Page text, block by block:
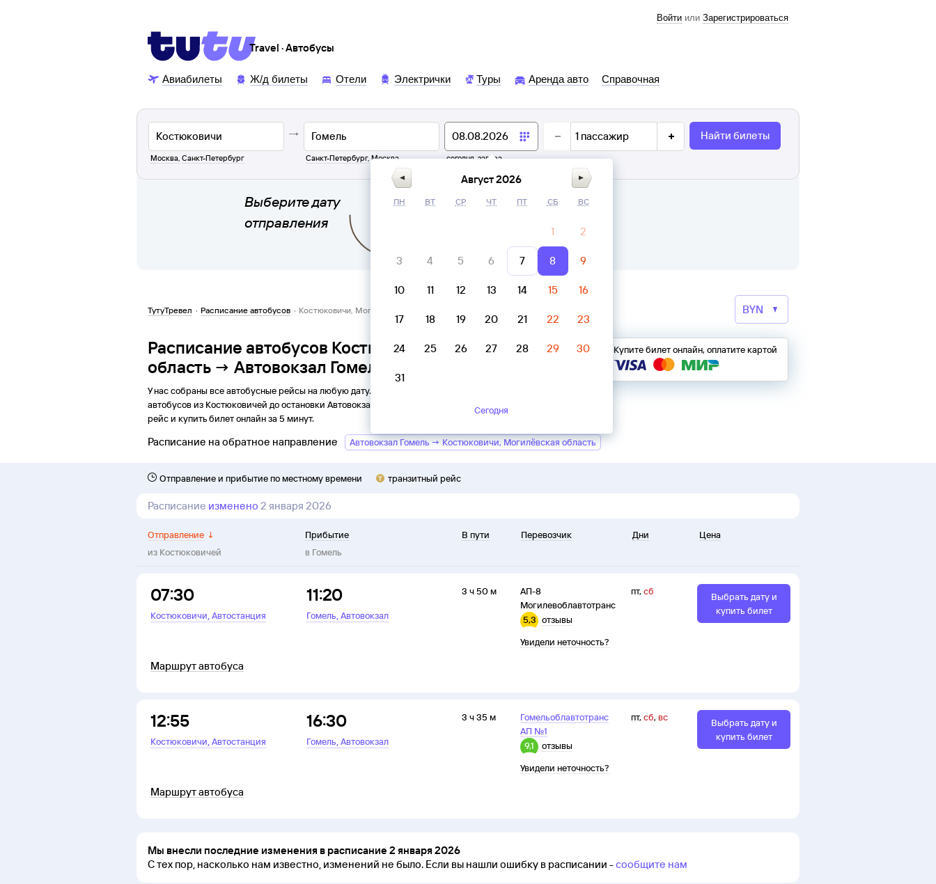
Войти или Зарегистрироваться
Travel · Автобусы
Авиабилеты Ж/д билеты Отели Электрички Туры Аренда авто Справочная
Москва, Санкт-Петербург Санкт-Петербург, Москва сегодня, завтра
1 пассажир Найти билеты
Выберите дату
отправления
ТутуТревел · Расписание автобусов · Костюковичи, Могилёвская область → Автовокзал Гомель
Расписание автобусов Костюковичи, Могилёвская
область → Автовокзал Гомель
У нас собраны все автобусные рейсы на любую дату. Вы можете узнать точное расписание
автобусов из Костюковичей доостановки Автовокзал
рейс и купить билет онлайн за 5 минут.
Купите билет онлайн, оплатите картой
Расписание на обратное направление Автовокзал Гомель → Костюковичи, Могилёвская область
Отправление и прибытие по местному времени транзитный рейс
Расписание изменено 2 января 2026
Отправление ↓
из Костюковичей
Прибытие
в Гомель
В пути Перевозчик Дни Цена
07:30
Костюковичи,Автостанция
11:20
Гомель,Автовокзал
3 ч 50 м
АП-8
Могилевоблавтотранс
5,3 отзывы
Увидели неточность?
пт, сб
Маршрут автобуса
Выбрать дату и
купить билет
12:55
Костюковичи,Автостанция
16:30
Гомель,Автовокзал
3 ч 35 м
Гомельоблавтотранс
АП №1
9,1
отзывы
Увидели неточность?
пт, сб, вс
Маршрут автобуса
Выбрать дату и
купить билет
Мы внесли последние изменения в расписание 2 января 2026
С тех пор, насколько нам известно, изменений не было. Если вы нашли ошибку в расписании -сообщите нам
Август 2026
ПН ВТ СР ЧТ ПТ СБ ВС
1 2
3 4 5 6 7 8 9
10 11 12 13 14 15 16
17 18 19 20 21 22 23
24 25 26 27 28 29 30
31
Сегодня